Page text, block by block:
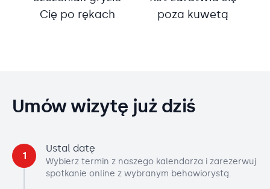
Cię po rękach
poza kuwetą
Umów wizytę już dziś
1
Ustal datę
Wybierz termin z naszego kalendarza i zarezerwuj
spotkanie online z wybranym behawiorystą.